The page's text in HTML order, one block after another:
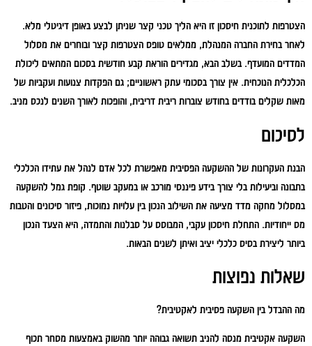
הצטרפות לתוכנית חיסכון זו היא הליך טכני קצר שניתן לבצע באופן דיגיטלי מלא.
לאחר בחירת החברה המנהלת, ממלאים טופס הצטרפות קצר ובוחרים את מסלול
המדדים המועדף. בשלב הבא, מגדירים הוראת קבע חודשית בסכום המתאים ליכולת
הכלכלית הנוכחית. אין צורך בסכומי עתק ראשוניים; גם הפקדות צנועות ועקביות של
מאות שקלים בודדים בחודש צוברות ריבית דריבית, והופכות לאורך השנים לנכס מניב.
לסיכום
הבנת העקרונות של ההשקעה הפסיבית מאפשרת לכל אדם לנהל את עתידו הכלכלי
בתבונה וביעילות בלי צורך בידע פיננסי מורכב או במעקב שוטף. קופת גמל להשקעה
במסלול מחקה מדד מציעה את השילוב הנכון בין עלויות נמוכות, פיזור סיכונים והטבות
מס ייחודיות. התחלת חיסכון עקבי, המבוסס על סבלנות והתמדה, היא הצעד הנכון
ביותר ליצירת בסיס כלכלי יציב ואיתן לשנים הבאות.
שאלות נפוצות
מה ההבדל בין השקעה פסיבית לאקטיבית?
השקעה אקטיבית מנסה להניב תשואה גבוהה יותר מהשוק באמצעות מסחר תכוף